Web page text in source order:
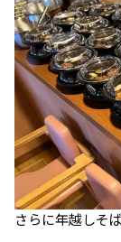
さらに年越しそ